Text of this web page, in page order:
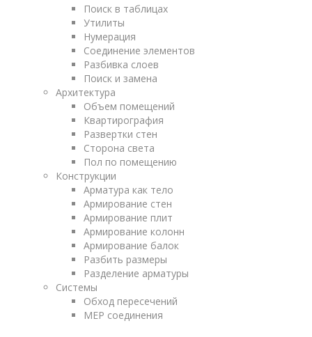
Поиск в таблицах
Утилиты
Нумерация
Соединение элементов
Разбивка слоев
Поиск и замена
Архитектура
Объем помещений
Квартирография
Развертки стен
Сторона света
Пол по помещению
Конструкции
Арматура как тело
Армирование стен
Армирование плит
Армирование колонн
Армирование балок
Разбить размеры
Разделение арматуры
Системы
Обход пересечений
MEP соединения